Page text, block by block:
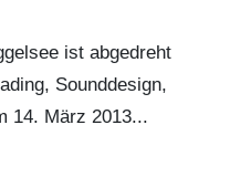
ist abgedreht
Sounddesign,
14. März 2013...